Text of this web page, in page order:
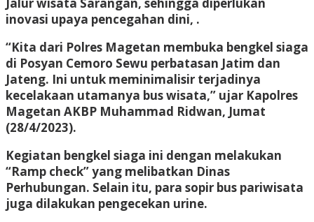
inovasi upaya pencegahan dini, .
“Kita dari Polres Magetan membuka bengkel siaga
di Posyan Cemoro Sewu perbatasan Jatim dan
Jateng. Ini untuk meminimalisir terjadinya
kecelakaan utamanya bus wisata,” ujar Kapolres
Magetan AKBP Muhammad Ridwan, Jumat
(28/4/2023).
Kegiatan bengkel siaga ini dengan melakukan
“Ramp check” yang melibatkan Dinas
Perhubungan. Selain itu, para sopir bus pariwisata
juga dilakukan pengecekan urine.